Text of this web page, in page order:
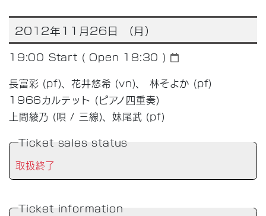
2012年11月26日 （月）
19:00 Start ( Open 18:30 )
長富彩 (pf)、花井悠希 (vn)、 林そよか (pf)
1966カルテット (ピアノ四重奏)
上間綾乃 (唄 / 三線)、妹尾武 (pf)
Ticket sales status
取扱終了
Ticket information